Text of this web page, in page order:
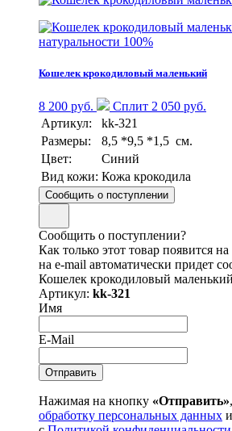
натуральности 100%
Кошелек крокодиловый маленький
8 200 руб.
Сплит 2 050 руб.
Артикул:
kk-321
Размеры:
8,5 *9,5 *1,5 см.
Цвет:
Синий
Вид кожи: Кожа крокодила
Сообщить о поступлении
Сообщить о поступлении?
Как только этот товар появится
на e-mail автоматически придет
Кошелек крокодиловый маленький
Артикул: kk-321
Имя
E-Mail
Нажимая на кнопку «Отправить»
обработку персональных данных